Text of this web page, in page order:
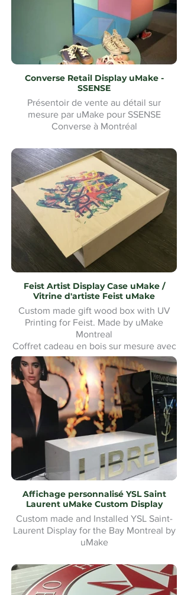
Converse Retail Display uMake -
SSENSE
Présentoir de vente au détail sur
mesure par uMake pour SSENSE
Converse à Montréal
Feist Artist Display Case uMake /
Vitrine d'artiste Feist uMake
Custom made gift wood box with UV
Printing for Feist. Made by uMake
Montreal
Coffret cadeau en bois sur mesure avec
impression UV pour Feist. Fabriqué par
uMake Montréal
Affichage personnalisé YSL Saint
Laurent uMake Custom Display
Custom made and Installed YSL Saint-
Laurent Display for the Bay Montreal by
uMake
Présentoir YSL Saint-Laurent sur mesure
et installé pour la Baie de Montréal par
uMake